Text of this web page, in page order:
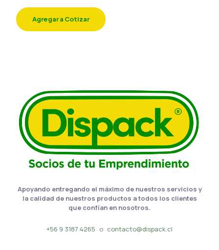
Agregar a Cotizar
Apoyando entregando el máximo de nuestros servicios y
la calidad de nuestros productos a todos los clientes
que confían en nosotros.
+56 9 3187 4265 o contacto@dispack.cl